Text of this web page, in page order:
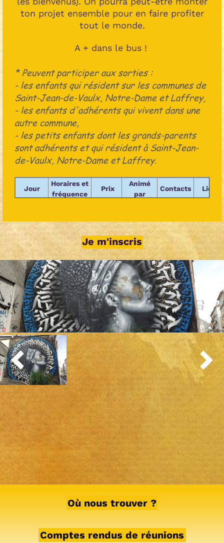
ton projet ensemble pour en faire profiter
tout le monde.
A + dans le bus !
* Peuvent participer aux sorties :
- les enfants qui résident sur les communes de
Saint-Jean-de-Vaulx, Notre-Dame et Laffrey,
- les enfants d'adhérents qui vivent dans une
autre commune,
- les petits enfants dont les grands-parents
sont adhérents et qui résident à Saint-Jean-
de-Vaulx, Notre-Dame et Laffrey.
Jour
Horaires et
fréquence
Prix
Animé
par
Contacts Lieu
Pendant
Occasionnel
en
fonction
des
sorties
bénévoles
du foyer
En
sorties
Je m'inscris
 
Où nous trouver ?
Comptes rendus de réunions